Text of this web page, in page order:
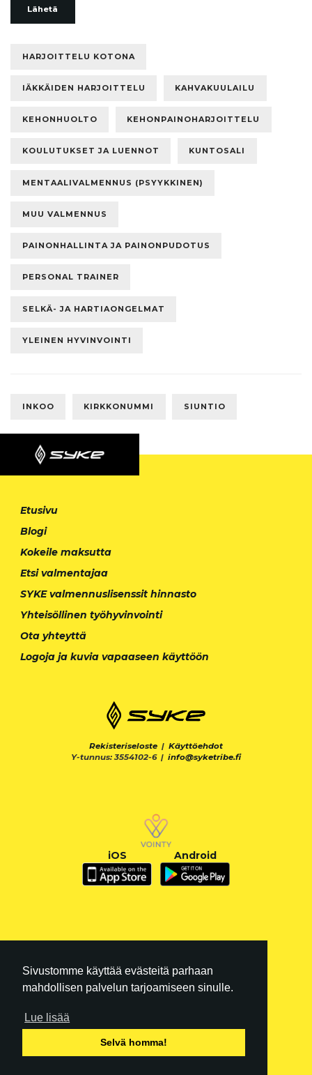
Sivustomme käyttää evästeitä parhaan
mahdollisen palvelun tarjoamiseen sinulle.
Lue lisää
Selvä homma!
Lähetä
HARJOITTELU KOTONA
IÄKKÄIDEN HARJOITTELU KAHVAKUULAILU
KEHONHUOLTO KEHONPAINOHARJOITTELU
KOULUTUKSET JA LUENNOT KUNTOSALI
MENTAALIVALMENNUS (PSYYKKINEN)
MUU VALMENNUS
PAINONHALLINTA JA PAINONPUDOTUS
PERSONAL TRAINER
SELKÄ- JA HARTIAONGELMAT
YLEINEN HYVINVOINTI
INKOO KIRKKONUMMI SIUNTIO
Etusivu
Blogi
Kokeile maksutta
Etsi valmentajaa
SYKE valmennuslisenssit hinnasto
Yhteisöllinen työhyvinvointi
Ota yhteyttä
Logoja ja kuvia vapaaseen käyttöön
Rekisteriseloste | Käyttöehdot
Y-tunnus: 3554102-6 | info@syketribe.fi
iOS Android